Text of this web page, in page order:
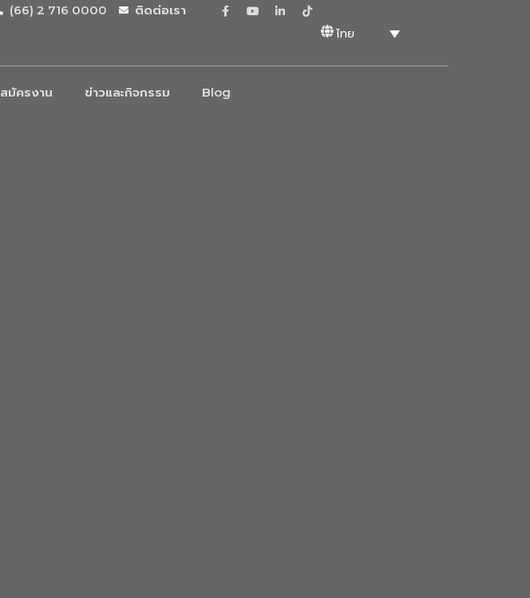
(66) 2 716 0000 ติดต่อเรา
ไทย
สมัครงาน ข่าวและกิจกรรม Blog